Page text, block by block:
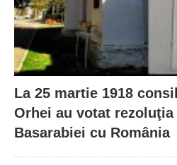
La 25 martie 1918
Orhei au votat
Basarabiei cu România